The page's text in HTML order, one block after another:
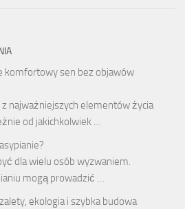
komfortowy sen bez objawów
najważniejszych elementów życia
od jakichkolwiek …
dla wielu osób wyzwaniem.
mogą prowadzić …
ekologia i szybka budowa